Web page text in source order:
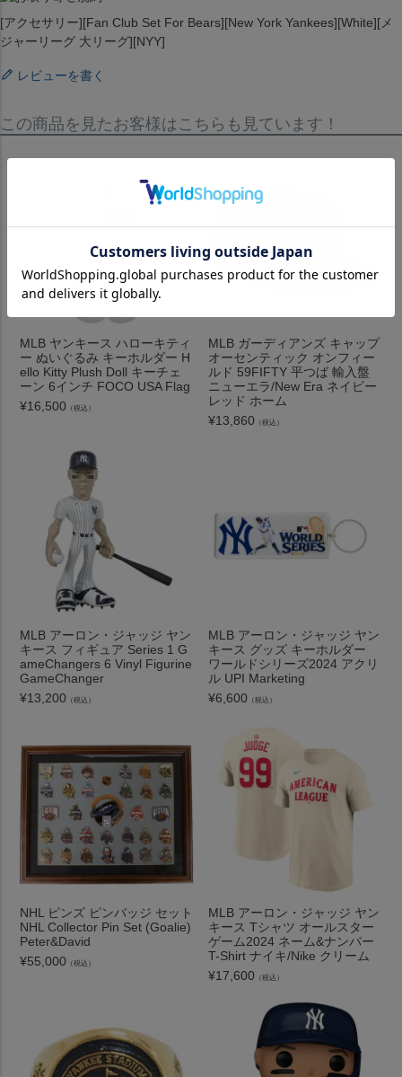
[アクセサリー][Fan Club Set For Bears][New York Yankees][White][メ
ジャーリーグ 大リーグ][NYY]
レビューを書く
この商品を見たお客様はこちらも見ています！
MLB ヤンキース ハローキティ
ー ぬいぐるみ キーホルダー H
ello Kitty Plush Doll キーチェ
ーン 6インチ FOCO USA Flag
¥16,500 （税込）
MLB ガーディアンズ キャップ
オーセンティック オンフィー
ルド 59FIFTY 平つば 輸入盤
ニューエラ/New Era ネイビー
レッド ホーム
¥13,860 （税込）
MLB アーロン・ジャッジ ヤン
キース フィギュア Series 1 G
ameChangers 6 Vinyl Figurine
GameChanger
¥13,200 （税込）
MLB アーロン・ジャッジ ヤン
キース グッズ キーホルダー
ワールドシリーズ2024 アクリ
ル UPI Marketing
¥6,600 （税込）
NHL ピンズ ピンバッジ セット
NHL Collector Pin Set (Goalie)
Peter&David
¥55,000 （税込）
MLB アーロン・ジャッジ ヤン
キース Tシャツ オールスター
ゲーム2024 ネーム&ナンバー
T-Shirt ナイキ/Nike クリーム
¥17,600 （税込）